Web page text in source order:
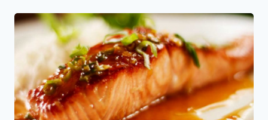
Salmon
Glaseado
Azucar
Morena